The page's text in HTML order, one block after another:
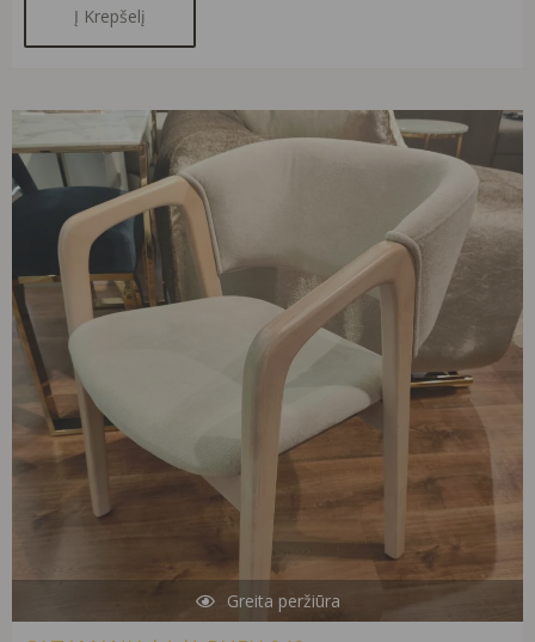
Į Krepšelį
Greita peržiūra
Original
price
was:
278,00 €.
Current
price
is:
99,00 €.